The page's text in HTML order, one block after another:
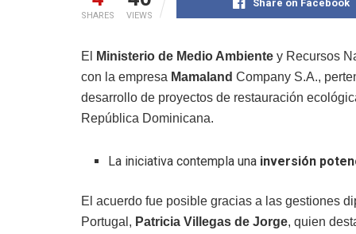
SHARES VIEWS
Share on Facebook
El Ministerio de Medio Ambiente y Recursos
con la empresa Mamaland Company S.A.,
desarrollo de proyectos de restauración
República Dominicana.
La iniciativa contempla una inversión
El acuerdo fue posible gracias a las gestiones
Portugal, Patricia Villegas de Jorge, quien